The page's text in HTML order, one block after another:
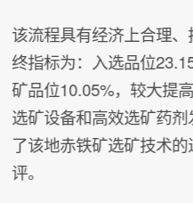
该流程具有经济上合理
终指标为：入选品位
矿品位10.05%，较大提
选矿设备和高效选矿药
了该地赤铁矿选矿技术
评。